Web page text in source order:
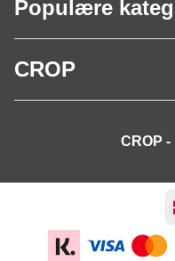
Populære
CROP
CROP